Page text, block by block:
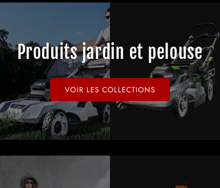
Produits jardin et pelouse
VOIR LES COLLECTIONS